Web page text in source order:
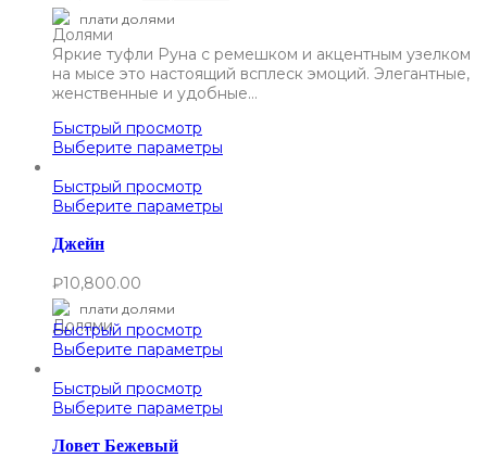
плати долями
Яркие туфли Руна с ремешком и акцентным узелком
на мысе это настоящий всплеск эмоций. Элегантные,
женственные и удобные…
Быстрый просмотр
Выберите параметры
Быстрый просмотр
Выберите параметры
Джейн
₽10,800.00
плати долями
Быстрый просмотр
Выберите параметры
Быстрый просмотр
Выберите параметры
Ловет Бежевый